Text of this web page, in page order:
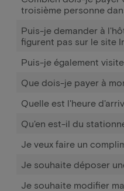
troisième personne
Puis-je demander à
figurent pas sur le site
Puis-je également
Que dois-je payer à
Quelle est l'heure
Qu'en est-il du
Je veux faire un
Je souhaite déposer
Je souhaite modifier